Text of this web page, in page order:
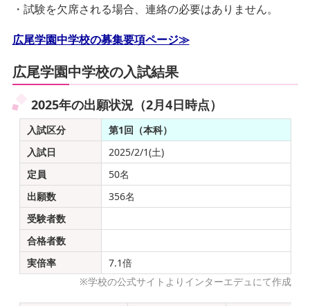
・試験を欠席される場合、連絡の必要はありません。
広尾学園中学校の募集要項ページ≫
広尾学園中学校の入試結果
2025年の出願状況（2月4日時点）
入試区分
第1回（本科）
入試日
2025/2/1(土)
定員
50名
出願数
356名
受験者数
合格者数
実倍率
7.1倍
※学校の公式サイトよりインターエデュにて作成